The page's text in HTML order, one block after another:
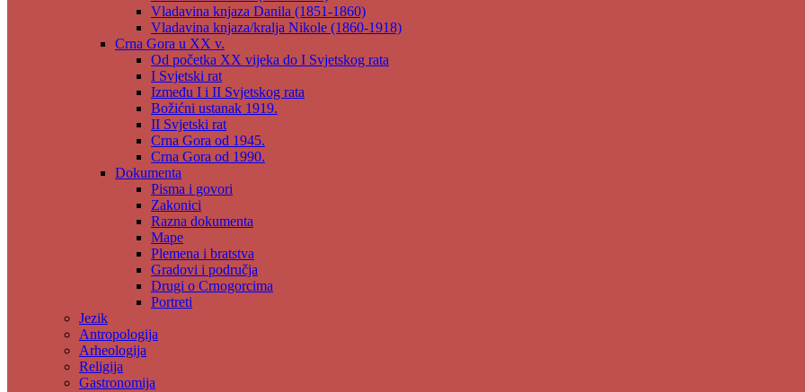
Vladavina knjaza Danila (1851-1860)
Vladavina knjaza/kralja Nikole (1860-1918)
Crna Gora u XX v.
Od početka XX vijeka do I Svjetskog rata
I Svjetski rat
Između I i II Svjetskog rata
Božićni ustanak 1919.
II Svjetski rat
Crna Gora od 1945.
Crna Gora od 1990.
Dokumenta
Pisma i govori
Zakonici
Razna dokumenta
Mape
Plemena i bratstva
Gradovi i područja
Drugi o Crnogorcima
Portreti
Jezik
Antropologija
Arheologija
Religija
Gastronomija